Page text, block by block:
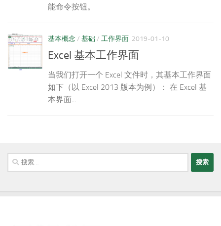
能命令按钮。
基本概念 / 基础 / 工作界面 2019-01-10
Excel 基本工作界面
当我们打开一个 Excel 文件时，其基本工作界面
如下（以 Excel 2013 版本为例）： 在 Excel 基
本界面...
搜
索：